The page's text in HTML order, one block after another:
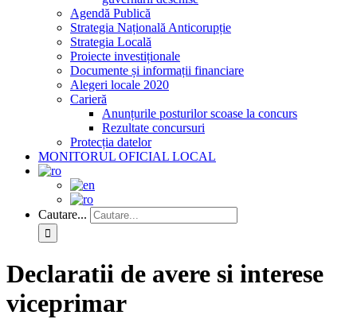
Agendă Publică
Strategia Națională Anticorupție
Strategia Locală
Proiecte investiționale
Documente și informații financiare
Alegeri locale 2020
Carieră
Anunțurile posturilor scoase la concurs
Rezultate concursuri
Protecția datelor
MONITORUL OFICIAL LOCAL
Cautare...
Declaratii de avere si interese
viceprimar